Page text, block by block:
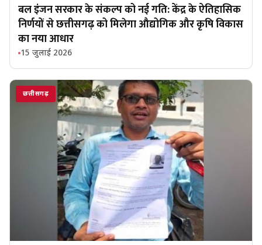
बल इंजन सरकार के संकल्प को नई गति: केंद्र के ऐतिहासिक
निर्णयों से छत्तीसगढ़ को मिलेगा औद्योगिक और कृषि विकास
का नया आधार
15 जुलाई 2026
छत्तीसगढ़